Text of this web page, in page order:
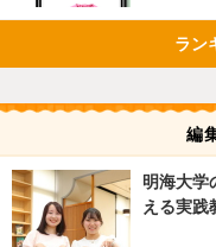
ラン
編
明海大学
える実践